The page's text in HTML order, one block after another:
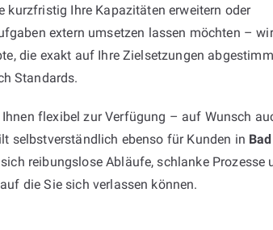
kurzfristig Ihre Kapazitäten erweitern oder
extern umsetzen lassen möchten – wir
die exakt auf Ihre Zielsetzungen
Standards.
flexibel zur Verfügung – auf Wunsch
selbstverständlich ebenso für Kunden in Bad
reibungslose Abläufe, schlanke Prozesse
die Sie sich verlassen können.